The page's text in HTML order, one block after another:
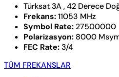
Türksat 3A , 42 Derece
Frekans:11053 MHz
Symbol Rate: 27500000
Polarizasyon: 8000
FEC Rate: 3/4
TÜM FREKANSLAR